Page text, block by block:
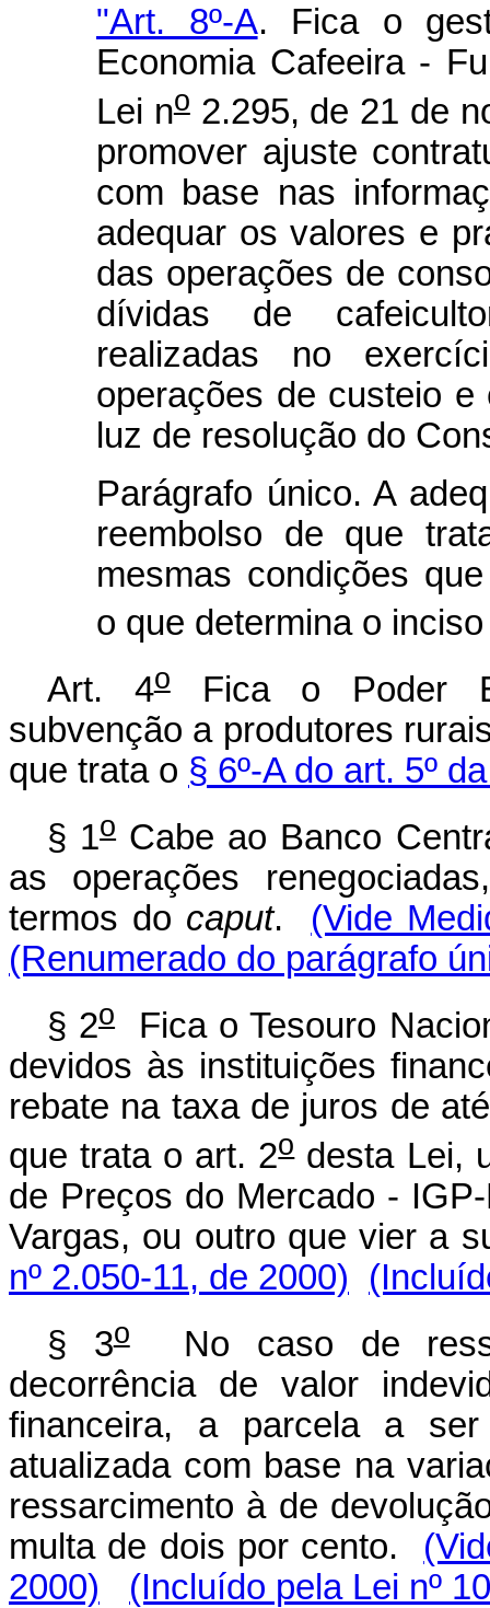
"Art. 8º-A. Fica o
Economia Cafeeira -
Lei no2.295, de 21 de
promover ajuste
com base nas
adequar os valores e
das operações de
dívidas de
realizadas no
operações de custeio
luz de resolução do
Parágrafo único. A
reembolso de que
mesmas condições
o que determina o
Art. 4oFica o Poder
subvenção a produtores
que trata o § 6º-A do art. 5º
§ 1oCabe ao Banco
as operações
termos do caput. (Vide
(Renumerado do parágrafo
§ 2oFica o Tesouro
devidos às instituições
rebate na taxa de juros de
que trata o art. 2odesta Lei,
de Preços do Mercado -
Vargas, ou outro que vier a
nº 2.050-11, de 2000)
§ 3oNo caso de
decorrência de valor
financeira, a parcela a
atualizada com base na
ressarcimento à de
multa de dois por cento.
2000)
(Incluído pela Lei nº